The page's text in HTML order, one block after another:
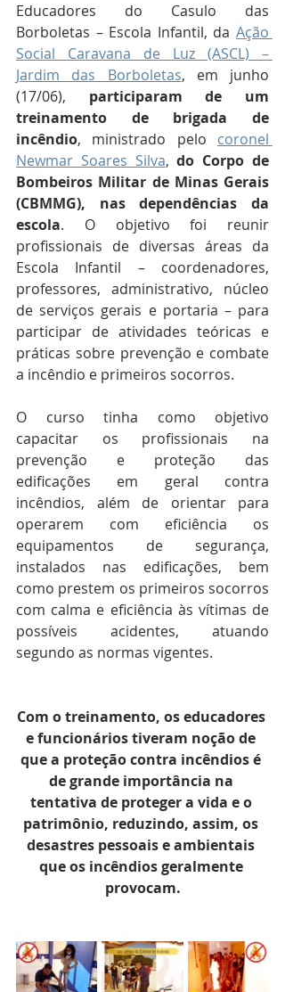
Educadores do Casulo das
Borboletas – Escola Infantil, da Ação
Social Caravana de Luz (ASCL) –
Jardim das Borboletas, em junho
(17/06), participaram de um
treinamento de brigada de
incêndio, ministrado pelo coronel
Newmar Soares Silva, do Corpo de
Bombeiros Militar de Minas Gerais
(CBMMG), nas dependências da
escola. O objetivo foi reunir
profissionais de diversas áreas da
Escola Infantil – coordenadores,
professores, administrativo, núcleo
de serviços gerais e portaria – para
participar de atividades teóricas e
práticas sobre prevenção e combate
a incêndio e primeiros socorros.
capacitar os profissionais na
prevenção e proteção das
edificações em geral contra
incêndios, além de orientar para
operarem com eficiência os
equipamentos de segurança,
instalados nas edificações, bem
como prestem os primeiros socorros
com calma e eficiência às vítimas de
possíveis acidentes, atuando
segundo as normas vigentes.
Com o treinamento, os educadores
e funcionários tiveram noção de
que a proteção contra incêndios é
de grande importância na
tentativa de proteger a vida e o
patrimônio, reduzindo, assim, os
desastres pessoais e ambientais
que os incêndios geralmente
provocam.